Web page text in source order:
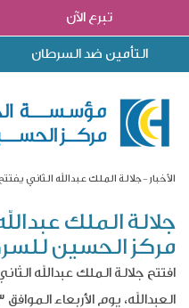
تبرع الآن
التأمين ضد السرطان
الأخبار جلالة الملك عبدالله الثاني
جلالة الملك
مركز الحسين
افتتح جلالة الملك عبدالله